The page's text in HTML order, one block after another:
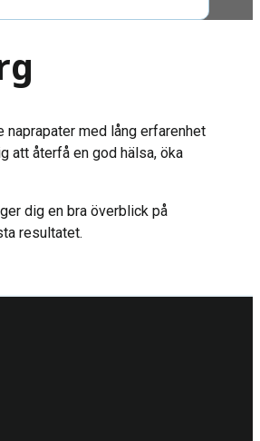
med lång erfarenhet
att återfå en god hälsa, öka
dig en bra överblick på
resultatet.